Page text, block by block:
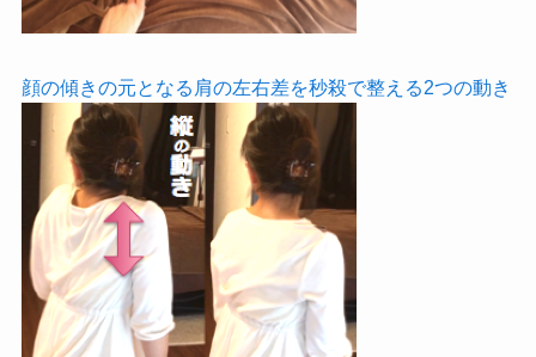
顔の傾きの元となる肩の左右差を秒殺で整える2つの動き